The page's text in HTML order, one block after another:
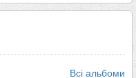
Всі альбоми